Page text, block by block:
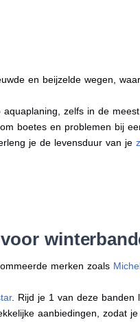
en beijzelde wegen,
zelfs in de
boetes en problemen bij
je de levensduur van je
merken zoals
. Rijd je 1 van deze banden
aanbiedingen, zodat